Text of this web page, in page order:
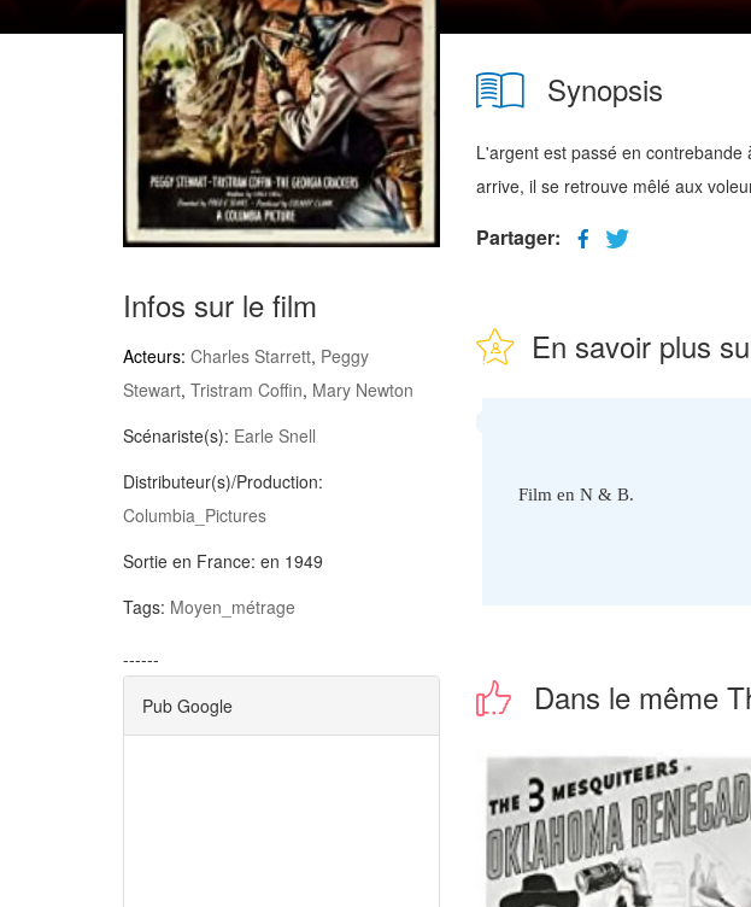
Infos sur le film
Acteurs: Charles Starrett, Peggy
Stewart, Tristram Coffin, Mary Newton
Scénariste(s): Earle Snell
Distributeur(s)/Production:
Columbia_Pictures
Sortie en France: en 1949
Tags: Moyen_métrage
------
Pub Google
Synopsis
L'argent est passé en
arrive, il se retrouve mêlé aux
Partager:
En savoir plus
Film en N & B.
Dans le même